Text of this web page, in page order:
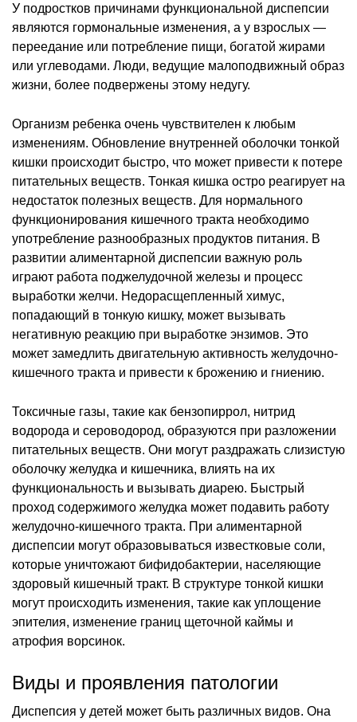
У подростков причинами функциональной диспепсии
являются гормональные изменения, а у взрослых —
переедание или потребление пищи, богатой жирами
или углеводами. Люди, ведущие малоподвижный образ
жизни, более подвержены этому недугу.
Организм ребенка очень чувствителен к любым
изменениям. Обновление внутренней оболочки тонкой
кишки происходит быстро, что может привести к потере
питательных веществ. Тонкая кишка остро реагирует на
недостаток полезных веществ. Для нормального
функционирования кишечного тракта необходимо
употребление разнообразных продуктов питания. В
развитии алиментарной диспепсии важную роль
играют работа поджелудочной железы и процесс
выработки желчи. Недорасщепленный химус,
попадающий в тонкую кишку, может вызывать
негативную реакцию при выработке энзимов. Это
может замедлить двигательную активность желудочно-
кишечного тракта и привести к брожению и гниению.
Токсичные газы, такие как бензопиррол, нитрид
водорода и сероводород, образуются при разложении
питательных веществ. Они могут раздражать слизистую
оболочку желудка и кишечника, влиять на их
функциональность и вызывать диарею. Быстрый
проход содержимого желудка может подавить работу
желудочно-кишечного тракта. При алиментарной
диспепсии могут образовываться известковые соли,
которые уничтожают бифидобактерии, населяющие
здоровый кишечный тракт. В структуре тонкой кишки
могут происходить изменения, такие как уплощение
эпителия, изменение границ щеточной каймы и
атрофия ворсинок.
Виды и проявления патологии
Диспепсия у детей может быть различных видов. Она